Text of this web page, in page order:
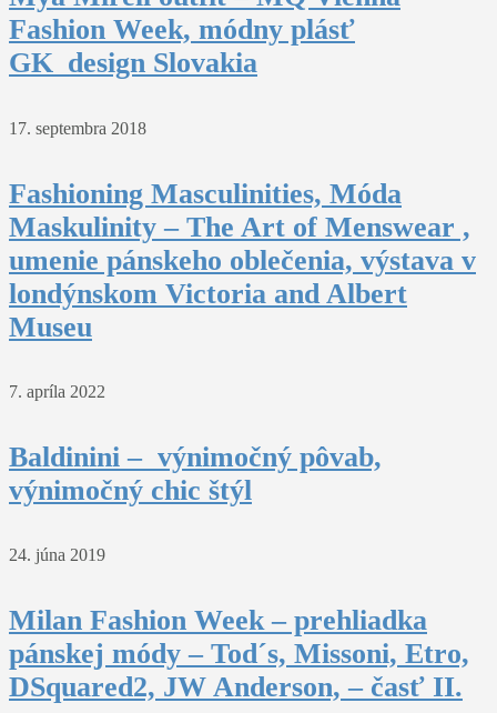
Fashion Week, módny plásť
GK_design Slovakia
17. septembra 2018
Fashioning Masculinities, Móda
Maskulinity – The Art of Menswear ,
umenie pánskeho oblečenia, výstava v
londýnskom Victoria and Albert
Museu
7. apríla 2022
Baldinini – výnimočný pôvab,
výnimočný chic štýl
24. júna 2019
Milan Fashion Week – prehliadka
pánskej módy – Tod´s, Missoni, Etro,
DSquared2, JW Anderson, – časť II.